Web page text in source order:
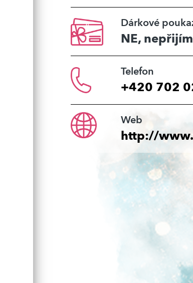
Dárkové
NE,
Telefon
+420 702
Web
http://